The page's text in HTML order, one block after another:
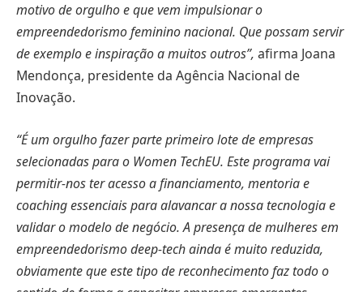
motivo de orgulho e que vem impulsionar o
empreendedorismo feminino nacional. Que possam servir
de exemplo e inspiração a muitos outros”, afirma Joana
Mendonça, presidente da Agência Nacional de
Inovação.
“É um orgulho fazer parte primeiro lote de empresas
selecionadas para o Women TechEU. Este programa vai
permitir-nos ter acesso a financiamento, mentoria e
coaching essenciais para alavancar a nossa tecnologia e
validar o modelo de negócio. A presença de mulheres em
empreendedorismo deep-tech ainda é muito reduzida,
obviamente que este tipo de reconhecimento faz todo o